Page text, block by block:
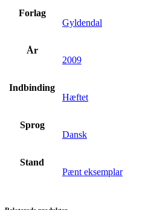
Forlag
Gyldendal
År
2009
Indbinding
Hæftet
Sprog
Dansk
Stand
Pænt eksemplar